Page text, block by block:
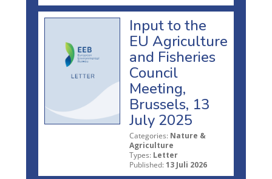
Input to the
EU Agriculture
and Fisheries
Council
Meeting,
Brussels, 13
July 2025
Categories: Nature &
Agriculture
Types: Letter
Published: 13 Juli 2026